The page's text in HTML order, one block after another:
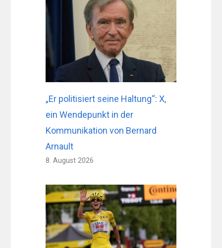
„Er politisiert seine Haltung“: X,
ein Wendepunkt in der
Kommunikation von Bernard
Arnault
8. August 2026